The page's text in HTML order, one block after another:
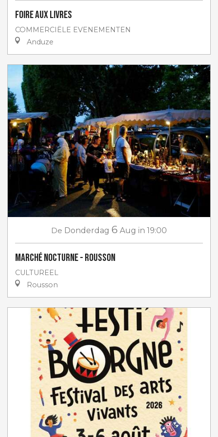
Foire aux livres
COMMERCIËLE EVENEMENTEN
Anduze
De Donderdag 6 Aug in 19:00
Marché nocturne - Rousson
CULTUREEL
Rousson